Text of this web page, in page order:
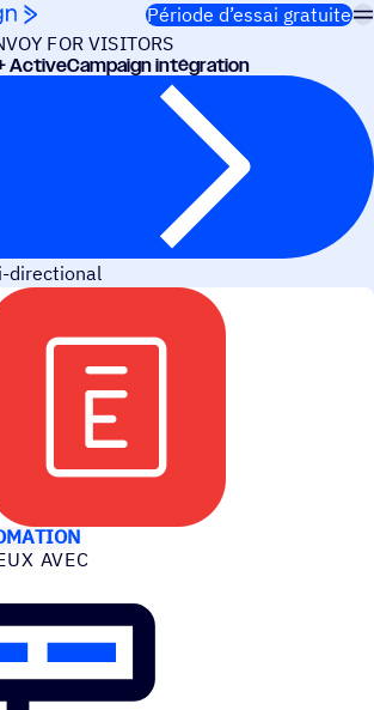
Période d’essai gratuite
FOR VISITORS
ActiveCampaign intégration
directional
AVEC